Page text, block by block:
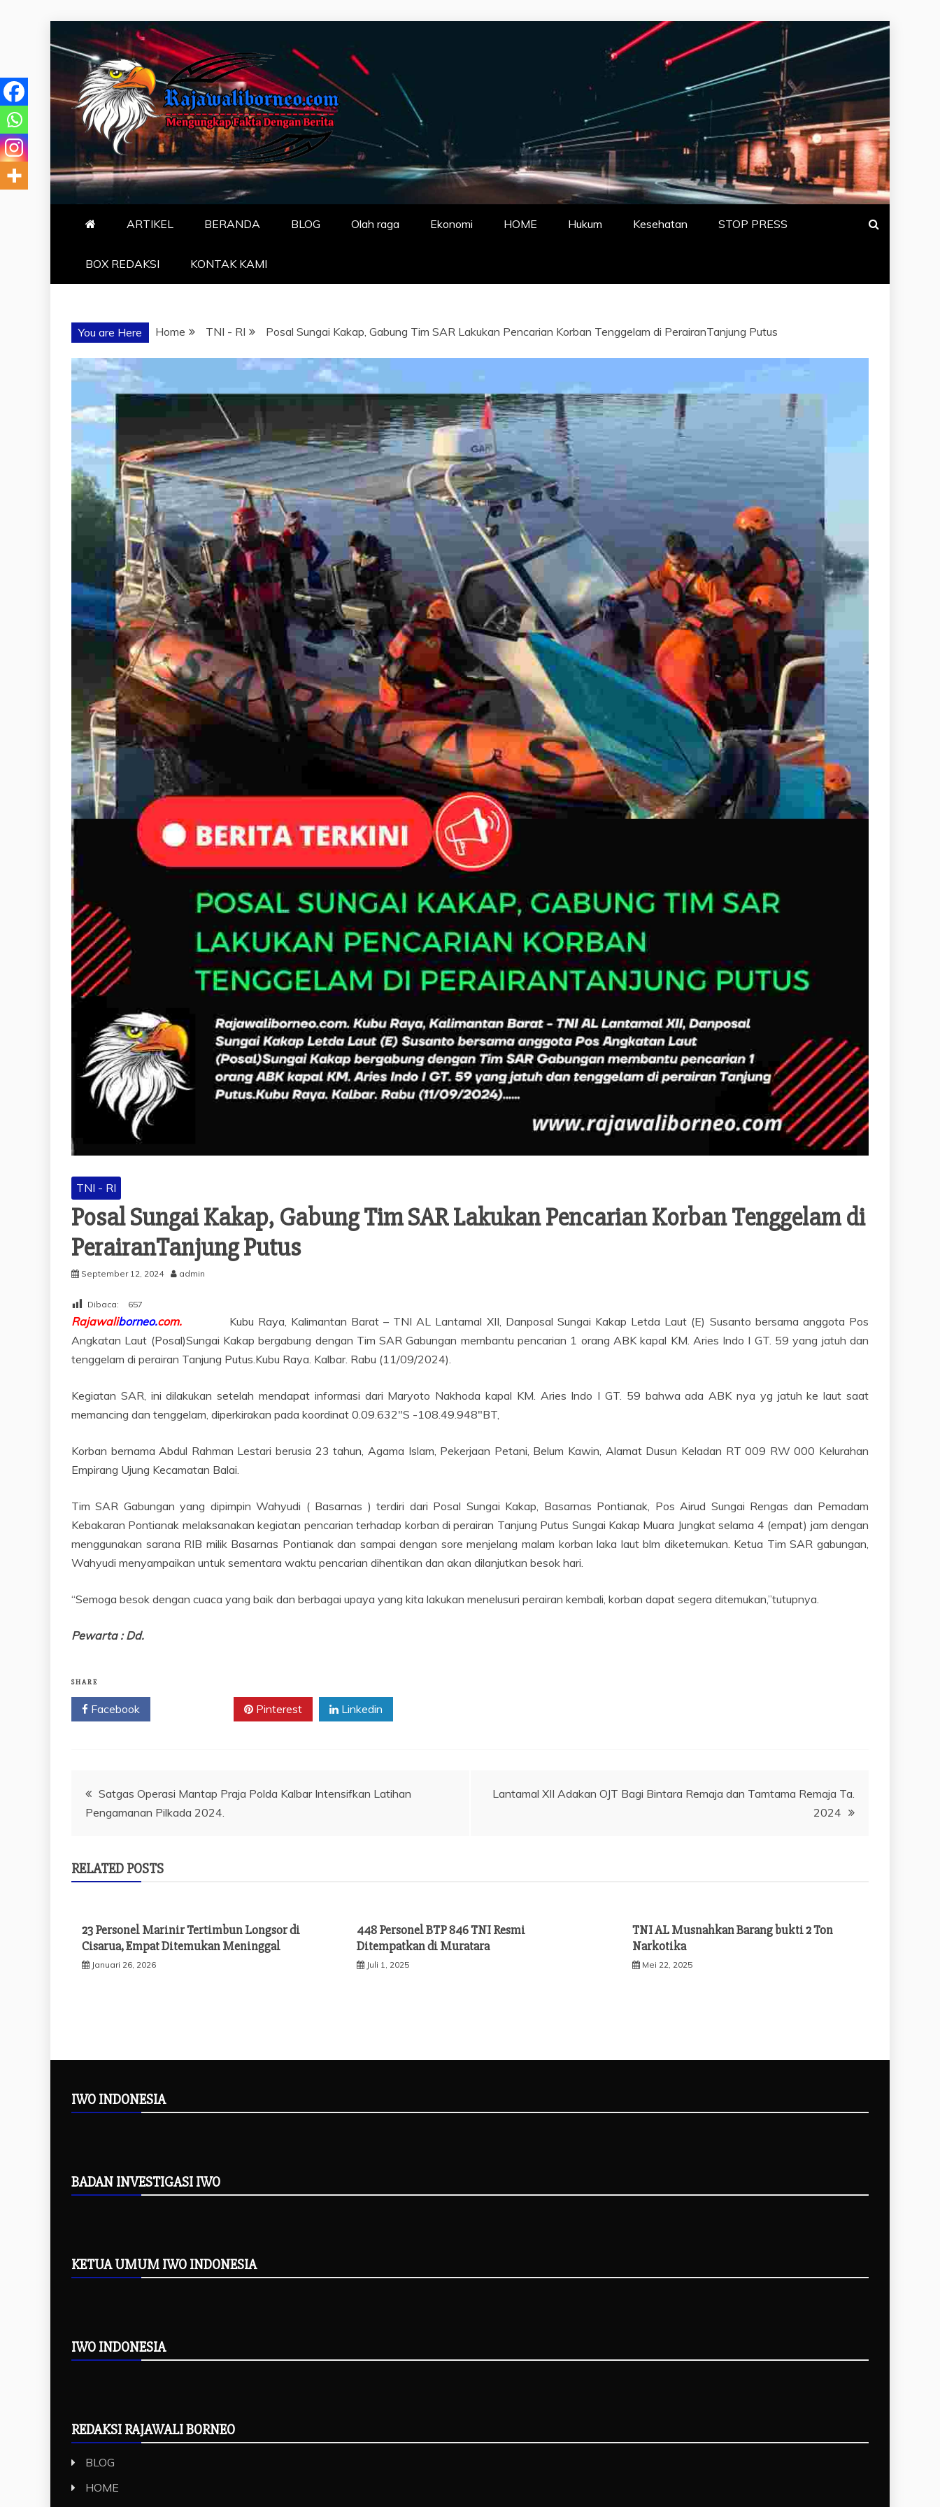
to
content
MENGUNGKAP FAKTA DENGAN BERITA
"NO JUSTICE NO VIRAL"
ARTIKEL BERANDA BLOG Olah raga Ekonomi HOME Hukum Kesehatan STOP PRESS
BOX REDAKSI KONTAK KAMI
You are Here Home TNI - RI Posal Sungai Kakap, Gabung Tim SAR Lakukan Pencarian Korban Tenggelam di PerairanTanjung Putus
TNI - RI
Posal Sungai Kakap, Gabung Tim SAR Lakukan Pencarian Korban Tenggelam di
PerairanTanjung Putus
September 12, 2024 admin
Dibaca: 657
Rajawaliborneo.com. Kubu Raya, Kalimantan Barat – TNI AL Lantamal XII, Danposal Sungai Kakap Letda Laut (E) Susanto bersama anggota Pos
Angkatan Laut (Posal)Sungai Kakap bergabung dengan Tim SAR Gabungan membantu pencarian 1 orang ABK kapal KM. Aries Indo I GT. 59 yang jatuh dan
tenggelam di perairan Tanjung Putus.Kubu Raya. Kalbar. Rabu (11/09/2024).
Kegiatan SAR, ini dilakukan setelah mendapat informasi dari Maryoto Nakhoda kapal KM. Aries Indo I GT. 59 bahwa ada ABK nya yg jatuh ke laut saat
memancing dan tenggelam, diperkirakan pada koordinat 0.09.632″S -108.49.948″BT,
Korban bernama Abdul Rahman Lestari berusia 23 tahun, Agama Islam, Pekerjaan Petani, Belum Kawin, Alamat Dusun Keladan RT 009 RW 000 Kelurahan
Empirang Ujung Kecamatan Balai.
Tim SAR Gabungan yang dipimpin Wahyudi ( Basarnas ) terdiri dari Posal Sungai Kakap, Basarnas Pontianak, Pos Airud Sungai Rengas dan Pemadam
Kebakaran Pontianak melaksanakan kegiatan pencarian terhadap korban di perairan Tanjung Putus Sungai Kakap Muara Jungkat selama 4 (empat) jam dengan
menggunakan sarana RIB milik Basarnas Pontianak dan sampai dengan sore menjelang malam korban laka laut blm diketemukan. Ketua Tim SAR gabungan,
Wahyudi menyampaikan untuk sementara waktu pencarian dihentikan dan akan dilanjutkan besok hari.
“Semoga besok dengan cuaca yang baik dan berbagai upaya yang kita lakukan menelusuri perairan kembali, korban dapat segera ditemukan,”tutupnya.
Pewarta : Dd.
SHARE
Facebook Pinterest Linkedin
Navigasi
Satgas Operasi Mantap Praja Polda Kalbar Intensifkan Latihan
Pengamanan Pilkada 2024.
Lantamal XII Adakan OJT Bagi Bintara Remaja dan Tamtama Remaja Ta.
2024
RELATED POSTS
23 Personel Marinir Tertimbun Longsor di
Cisarua, Empat Ditemukan Meninggal
Januari 26, 2026
448 Personel BTP 846 TNI Resmi
Ditempatkan di Muratara
Juli 1, 2025
TNI AL Musnahkan Barang bukti 2 Ton
Narkotika
Mei 22, 2025
IWO INDONESIA
BADAN INVESTIGASI IWO
KETUA UMUM IWO INDONESIA
IWO INDONESIA
REDAKSI RAJAWALI BORNEO
BLOG
HOME